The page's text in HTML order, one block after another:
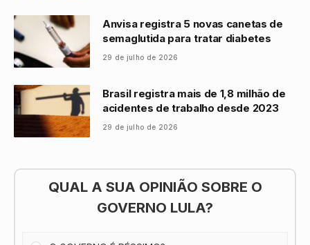
Anvisa registra 5 novas canetas de
semaglutida para tratar diabetes
29 de julho de 2026
Brasil registra mais de 1,8 milhão de
acidentes de trabalho desde 2023
29 de julho de 2026
QUAL A SUA OPINIÃO SOBRE O
GOVERNO LULA?